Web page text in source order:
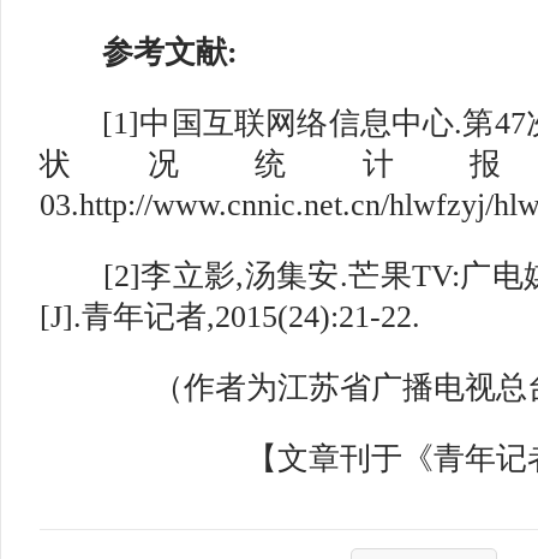
参考文献:
[1]中国互联网络信息中心.第47
状况统计报告
03.http://www.cnnic.net.cn/hlwfzyj/
[2]李立影,汤集安.芒果TV:广电
[J].青年记者,2015(24):21-22.
（作者为江苏省广播电视总
【文章刊于《青年记